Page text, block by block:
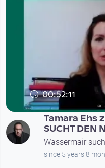
00:52:11
Tamara Ehs
SUCHT DEN
Wassermair
since 5 years 8